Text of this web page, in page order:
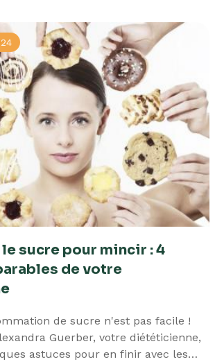
sucre pour mincir : 4
de votre
de sucre n'est pas facile !
Guerber, votre diététicienne,
astuces pour en finir avec les